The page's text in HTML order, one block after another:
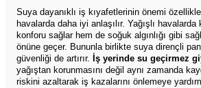
Suya dayanıklı iş kıyafetlerinin önemi
havalarda daha iyi anlaşılır. Yağışlı
konforu sağlar hem de soğuk algınlığı gibi
önüne geçer. Bununla birlikte suya dirençli
güvenliği de artırır. İş yerinde su geçirmez
yağıştan korunmasını değil aynı zamanda
riskini azaltarak iş kazalarını önlemeye